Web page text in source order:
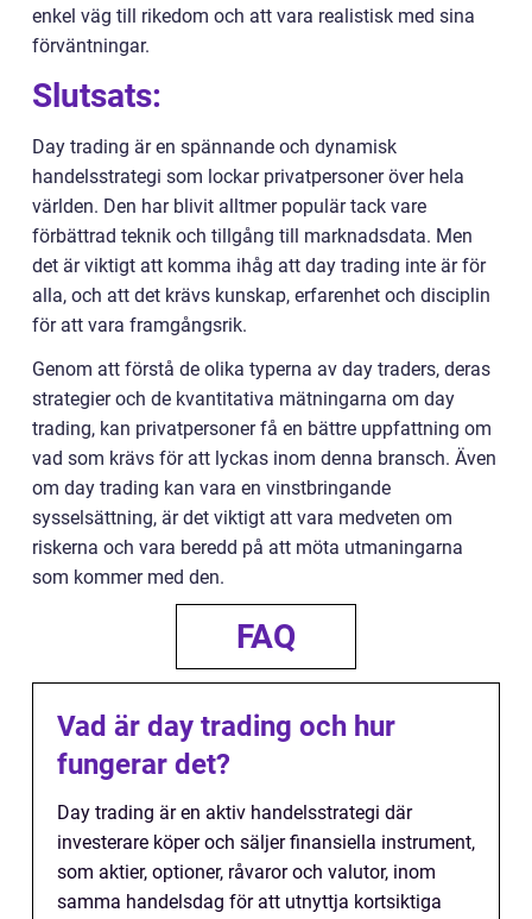
enkel väg till rikedom och att vara realistisk med sina
förväntningar.
Slutsats:
Day trading är en spännande och dynamisk
handelsstrategi som lockar privatpersoner över hela
världen. Den har blivit alltmer populär tack vare
förbättrad teknik och tillgång till marknadsdata. Men
det är viktigt att komma ihåg att day trading inte är för
alla, och att det krävs kunskap, erfarenhet och disciplin
för att vara framgångsrik.
Genom att förstå de olika typerna av day traders, deras
strategier och de kvantitativa mätningarna om day
trading, kan privatpersoner få en bättre uppfattning om
vad som krävs för att lyckas inom denna bransch. Även
om day trading kan vara en vinstbringande
sysselsättning, är det viktigt att vara medveten om
riskerna och vara beredd på att möta utmaningarna
som kommer med den.
FAQ
Vad är day trading och hur
fungerar det?
Day trading är en aktiv handelsstrategi där
investerare köper och säljer finansiella instrument,
som aktier, optioner, råvaror och valutor, inom
samma handelsdag för att utnyttja kortsiktiga